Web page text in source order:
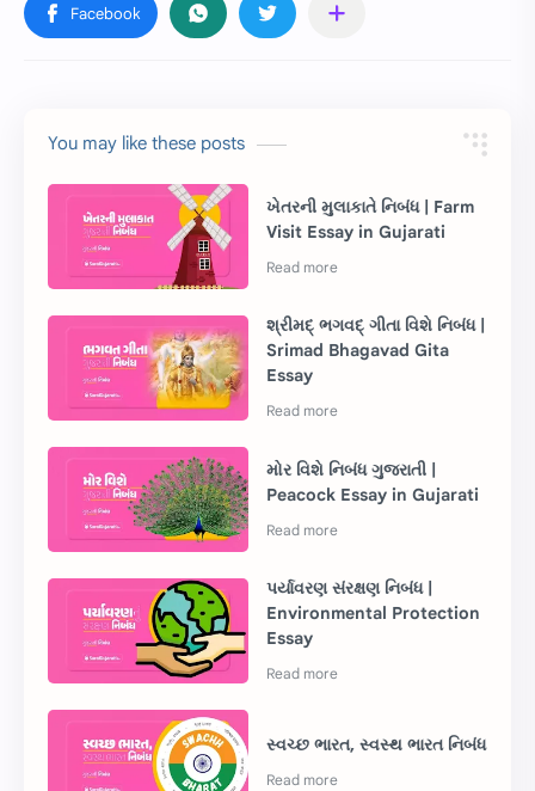
You may like these posts
ખેતરની મુલાકાતે નિબંધ | Farm
Visit Essay in Gujarati
શ્રીમદ્ ભગવદ્ ગીતા વિશે નિબંધ |
Srimad Bhagavad Gita
Essay
મોર વિશે નિબંધ ગુજરાતી |
Peacock Essay in Gujarati
પર્યાવરણ સંરક્ષણ નિબંધ |
Environmental Protection
Essay
સ્વચ્છ ભારત, સ્વસ્થ ભારત નિબંધ